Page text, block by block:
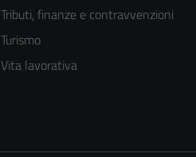
Tributi, finanze e contravvenzioni
Turismo
Vita lavorativa